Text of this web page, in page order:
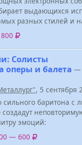
выдающихся
разных стилей и
Солисты
оперы и балета —
, 5 сентября
сильного баритона с
эмоций:
— 600